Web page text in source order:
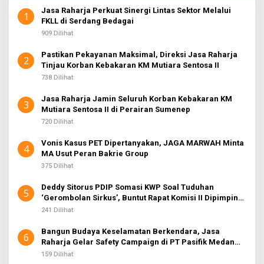
1
Jasa Raharja Perkuat Sinergi Lintas Sektor Melalui
FKLL di Serdang Bedagai
909 Dilihat
2
Pastikan Pekayanan Maksimal, Direksi Jasa Raharja
Tinjau Korban Kebakaran KM Mutiara Sentosa II
738 Dilihat
3
Jasa Raharja Jamin Seluruh Korban Kebakaran KM
Mutiara Sentosa II di Perairan Sumenep
720 Dilihat
4
Vonis Kasus PET Dipertanyakan, JAGA MARWAH Minta
MA Usut Peran Bakrie Group
375 Dilihat
5
Deddy Sitorus PDIP Somasi KWP Soal Tuduhan
‘Gerombolan Sirkus’, Buntut Rapat Komisi II Dipimpin
Sufmi Dasco Ahmad
241 Dilihat
6
Bangun Budaya Keselamatan Berkendara, Jasa
Raharja Gelar Safety Campaign di PT Pasifik Medan
Industri
159 Dilihat